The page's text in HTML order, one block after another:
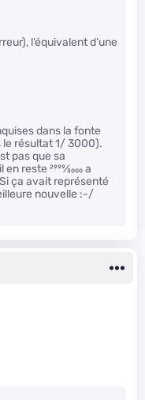
l’équivalent d’une
dans la fonte
le résultat 1/ 3000).
pas que sa
en reste 2999⁄3000a
ça avait représenté
nouvelle :-/